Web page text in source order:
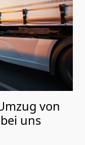
von
bei uns